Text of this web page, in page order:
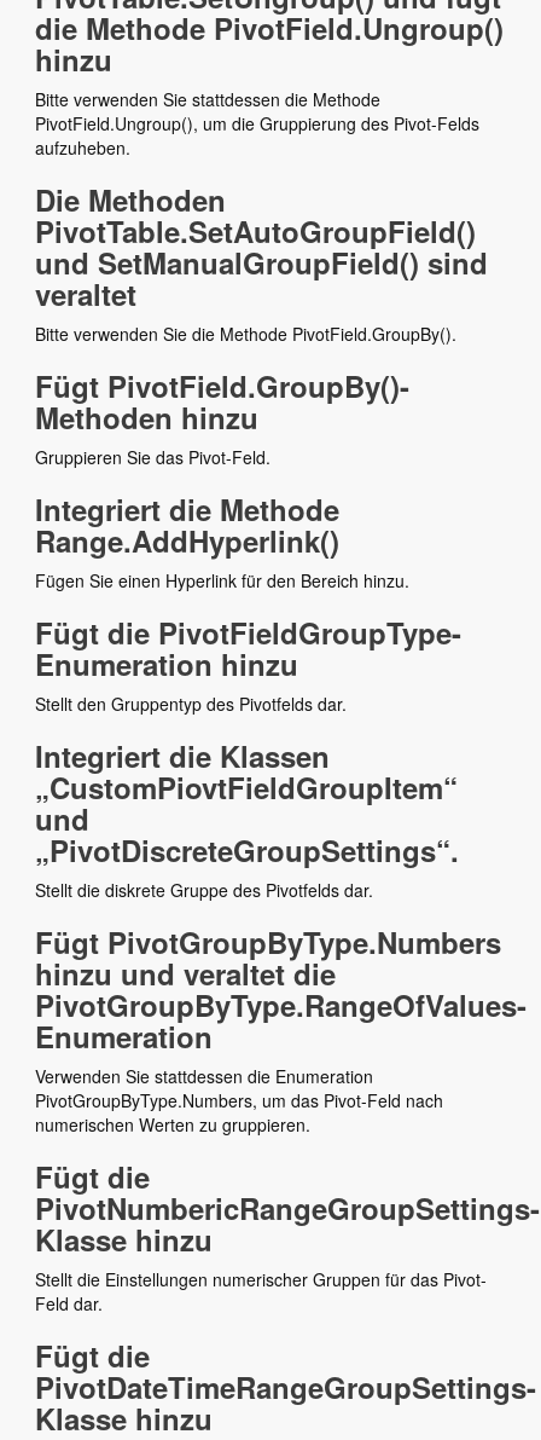
die Methode PivotField.Ungroup()
hinzu
Bitte verwenden Sie stattdessen die Methode
PivotField.Ungroup(), um die Gruppierung des Pivot-Felds
aufzuheben.
Die Methoden
PivotTable.SetAutoGroupField()
und SetManualGroupField() sind
veraltet
Bitte verwenden Sie die Methode PivotField.GroupBy().
Fügt PivotField.GroupBy()-
Methoden hinzu
Gruppieren Sie das Pivot-Feld.
Integriert die Methode
Range.AddHyperlink()
Fügen Sie einen Hyperlink für den Bereich hinzu.
Fügt die PivotFieldGroupType-
Enumeration hinzu
Stellt den Gruppentyp des Pivotfelds dar.
Integriert die Klassen
„CustomPiovtFieldGroupItem“
und
„PivotDiscreteGroupSettings“.
Stellt die diskrete Gruppe des Pivotfelds dar.
Fügt PivotGroupByType.Numbers
hinzu und veraltet die
PivotGroupByType.RangeOfValues-
Enumeration
Verwenden Sie stattdessen die Enumeration
PivotGroupByType.Numbers, um das Pivot-Feld nach
numerischen Werten zu gruppieren.
Fügt die
PivotNumbericRangeGroupSettings-
Klasse hinzu
Stellt die Einstellungen numerischer Gruppen für das Pivot-
Feld dar.
Fügt die
PivotDateTimeRangeGroupSettings-
Klasse hinzu